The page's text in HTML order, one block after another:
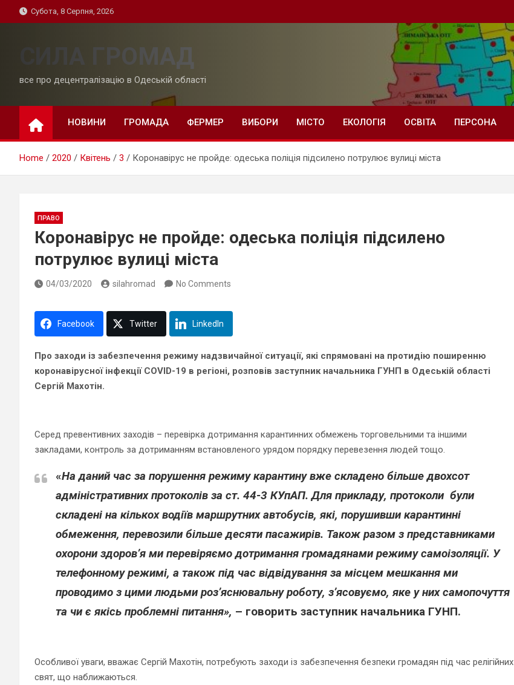
to
Субота, 8 Серпня, 2026
СИЛА ГРОМАД
все про децентралізацію в Одеській області
НОВИНИ ГРОМАДА ФЕРМЕР ВИБОРИ МІСТО ЕКОЛОГІЯ ОСВІТА ПЕРСОНА
Home 2020 Квітень 3 Коронавірус не пройде: одеська поліція підсилено потрулює вулиці міста
ПРАВО
Коронавірус не пройде: одеська поліція підсилено
потрулює вулиці міста
04/03/2020 silahromad No Comments
Facebook Twitter LinkedIn
Про заходи із забезпечення режиму надзвичайної ситуації, які спрямовані на протидію поширенню
коронавірусної інфекції COVID-19 в регіоні, розповів заступник начальника ГУНП в Одеській області
Сергій Махотін.
Серед превентивних заходів – перевірка дотримання карантинних обмежень торговельними та іншими
закладами, контроль за дотриманням встановленого урядом порядку перевезення людей тощо.
«На даний час за порушення режиму карантину вже складено більше двохсот
адміністративних протоколів за ст. 44-3 КУпАП. Для прикладу, протоколи були
складені на кількох водіїв маршрутних автобусів, які, порушивши карантинні
обмеження, перевозили більше десяти пасажирів. Також разом з представниками
охорони здоров’я ми перевіряємо дотримання громадянами режиму самоізоляції. У
телефонному режимі, а також під час відвідування за місцем мешкання ми
проводимо з цими людьми роз’яснювальну роботу, з’ясовуємо, яке у них самопочуття
та чи є якісь проблемні питання», – говорить заступник начальника ГУНП.
Особливої уваги, вважає Сергій Махотін, потребують заходи із забезпечення безпеки громадян під час релігійних
свят, що наближаються.